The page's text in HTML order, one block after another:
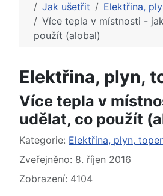
Jak ušetřit
Elektřina,
Více tepla v místnosti -
použít (alobal)
Elektřina, plyn,
Více tepla v
udělat, co použít
Základní údaje
Kategorie: Elektřina, plyn,
Zveřejněno: 8. říjen 2016
Zobrazení: 4104